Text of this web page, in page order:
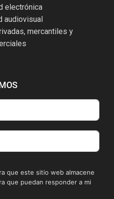
electrónica
audiovisual
mercantiles y
que este sitio web almacene
que puedan responder a mi